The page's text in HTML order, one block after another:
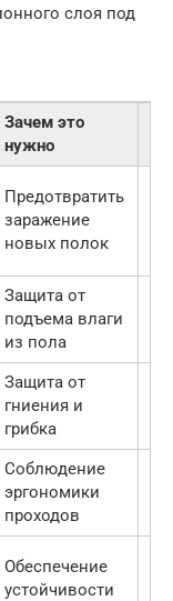
слоя под
Зачем это
нужно
Предотвратить
заражение
новых полок
Защита от
подъема влаги
из пола
Защита от
гниения и
грибка
Соблюдение
эргономики
проходов
Обеспечение
устойчивости